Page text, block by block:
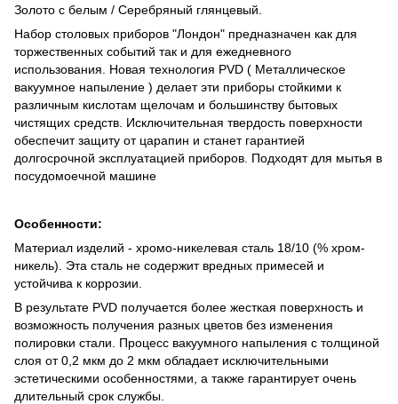
Золото с белым / Серебряный глянцевый.
Набор столовых приборов "Лондон" предназначен как для
торжественных событий так и для ежедневного
использования. Новая технология PVD ( Металлическое
вакуумное напыление ) делает эти приборы стойкими к
различным кислотам щелочам и большинству бытовых
чистящих средств. Исключительная твердость поверхности
обеспечит защиту от царапин и станет гарантией
долгосрочной эксплуатацией приборов. Подходят для мытья в
посудомоечной машине
Особенности:
Материал изделий - хромо-никелевая сталь 18/10 (% хром-
никель). Эта сталь не содержит вредных примесей и
устойчива к коррозии.
В результате PVD получается более жесткая поверхность и
возможность получения разных цветов без изменения
полировки стали. Процесс вакуумного напыления с толщиной
слоя от 0,2 мкм до 2 мкм обладает исключительными
эстетическими особенностями, а также гарантирует очень
длительный срок службы.